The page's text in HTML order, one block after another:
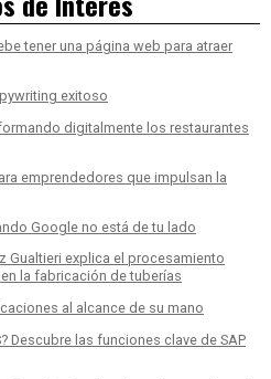
tener una página web para atraer
exitoso
digitalmente los restaurantes
emprendedores que impulsan la
Google no está de tu lado
Gualtieri explica el procesamiento
la fabricación de tuberías
al alcance de su mano
Descubre las funciones clave de SAP